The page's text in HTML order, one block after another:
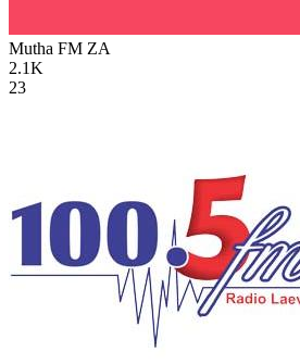
Mutha FM ZA
2.1K
23